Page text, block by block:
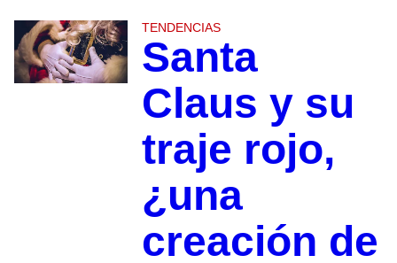
TENDENCIAS
Santa
Claus y su
traje rojo,
¿una
creación de